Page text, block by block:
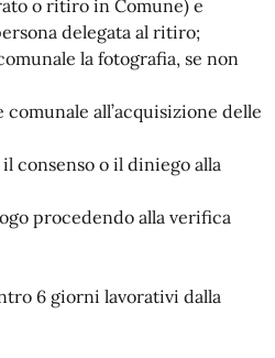
o ritiro in Comune) e
delegata al ritiro;
la fotografia, se non
comunale all’acquisizione delle
consenso o il diniego alla
procedendo alla verifica
6 giorni lavorativi dalla